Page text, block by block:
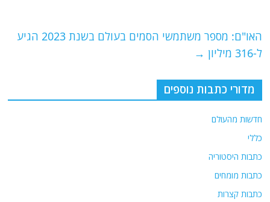
k
האו"ם: מספר משתמשי הסמים בעולם בשנת 2023 הגיע
ל-316 מיליון
→
מדורי כתבות נוספים
חדשות מהעולם
כללי
כתבות היסטוריה
כתבות מומחים
כתבות קצרות